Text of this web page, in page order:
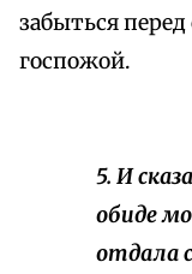
забыться
госпожой.
5. И
обиде
отдала